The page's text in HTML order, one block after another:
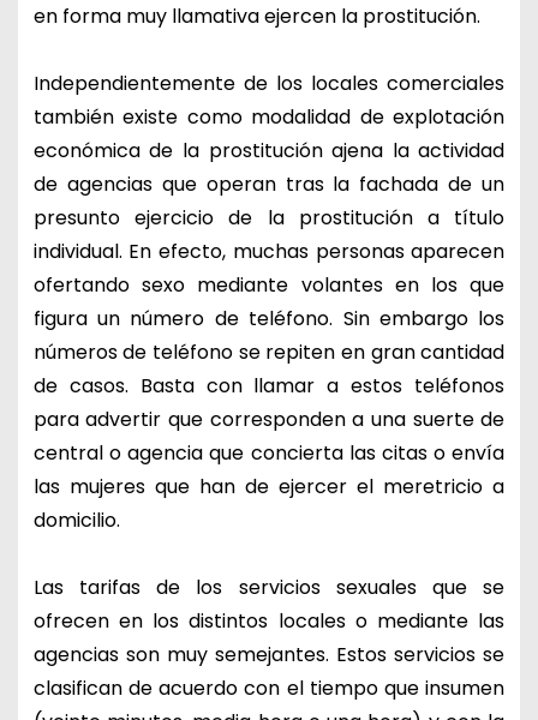
en forma muy llamativa ejercen la prostitución.
Independientemente de los locales comerciales
también existe como modalidad de explotación
económica de la prostitución ajena la actividad
de agencias que operan tras la fachada de un
presunto ejercicio de la prostitución a título
individual. En efecto, muchas personas aparecen
ofertando sexo mediante volantes en los que
figura un número de teléfono. Sin embargo los
números de teléfono se repiten en gran cantidad
de casos. Basta con llamar a estos teléfonos
para advertir que corresponden a una suerte de
central o agencia que concierta las citas o envía
las mujeres que han de ejercer el meretricio a
domicilio.
Las tarifas de los servicios sexuales que se
ofrecen en los distintos locales o mediante las
agencias son muy semejantes. Estos servicios se
clasifican de acuerdo con el tiempo que insumen